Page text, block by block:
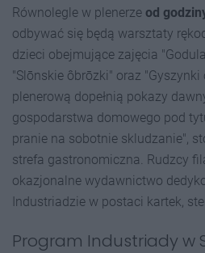
Równolegle w plenerze od
odbywać się będą warsztaty
dzieci obejmujące zajęcia
"Slōnskie ôbrōzki" oraz
plenerową dopełnią pokazy
gospodarstwa domowego pod
pranie na sobotnie skludzanie",
strefa gastronomiczna. Rudzcy
okazjonalne wydawnictwo
Industriadzie w postaci kartek,
Program Industriady w